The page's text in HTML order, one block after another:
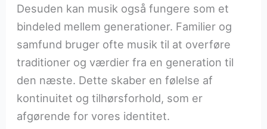
Desuden kan musik også fungere som et
bindeled mellem generationer. Familier og
samfund bruger ofte musik til at overføre
traditioner og værdier fra en generation til
den næste. Dette skaber en følelse af
kontinuitet og tilhørsforhold, som er
afgørende for vores identitet.